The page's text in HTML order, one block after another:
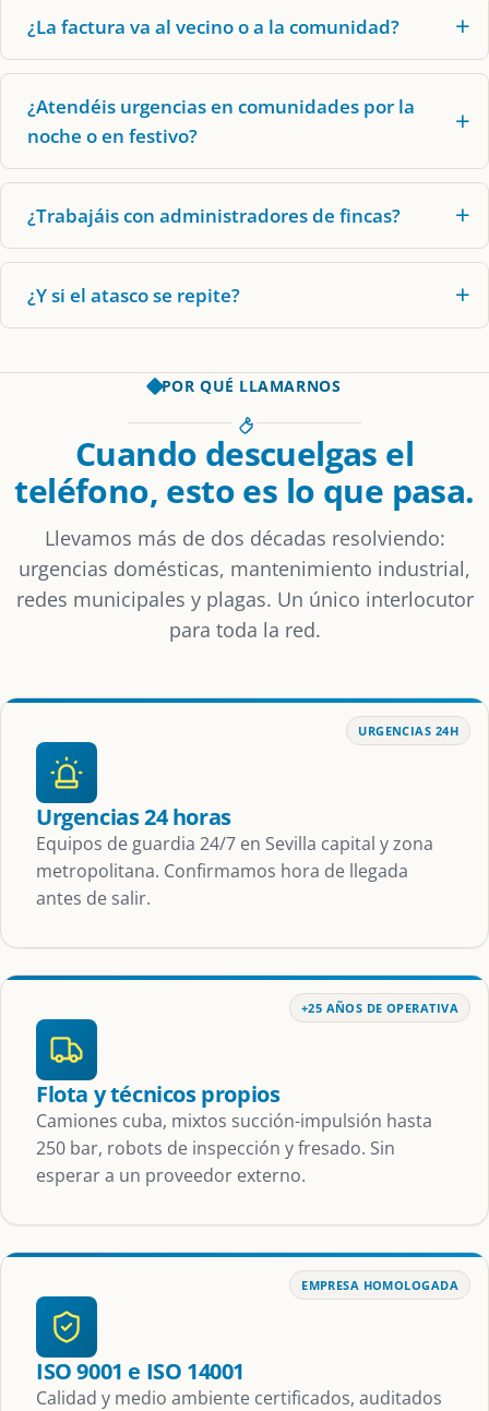
¿La factura va al vecino o a la comunidad?
¿Atendéis urgencias en comunidades por la
noche o en festivo?
¿Trabajáis con administradores de fincas?
¿Y si el atasco se repite?
POR QUÉ LLAMARNOS
Cuando descuelgas el
teléfono, esto es lo que pasa.
Llevamos más de dos décadas resolviendo:
urgencias domésticas, mantenimiento industrial,
redes municipales y plagas. Un único interlocutor
para toda la red.
URGENCIAS 24H
Urgencias 24 horas
Equipos de guardia 24/7 en Sevilla capital y zona
metropolitana. Confirmamos hora de llegada
antes de salir.
+25 AÑOS DE OPERATIVA
Flota y técnicos propios
Camiones cuba, mixtos succión-impulsión hasta
250 bar, robots de inspección y fresado. Sin
esperar a un proveedor externo.
EMPRESA HOMOLOGADA
ISO 9001 e ISO 14001
Calidad y medio ambiente certificados, auditados